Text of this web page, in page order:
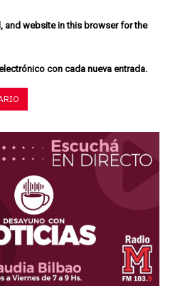
and website in this browser for the
con cada nueva entrada.